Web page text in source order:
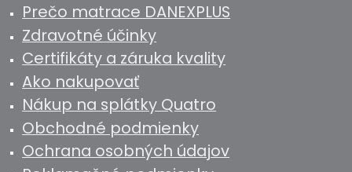
Prečo matrace DANEXPLUS
Zdravotné účinky
Certifikáty a záruka kvality
Ako nakupovať
Nákup na splátky Quatro
Obchodné podmienky
Ochrana osobných údajov